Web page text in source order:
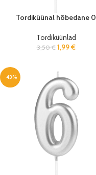
Tordiküünal hõbedane 0
Tordiküünlad
3,50€ 1,99€
-43%